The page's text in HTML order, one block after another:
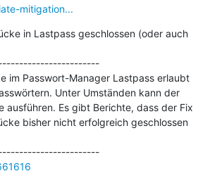
mitigation...
in Lastpass geschlossen (oder auch
im Passwort-Manager Lastpass erlaubt
Unter Umständen kann der
ausführen. Es gibt Berichte, dass der Fix
bisher nicht erfolgreich geschlossen
---------------------------------------------